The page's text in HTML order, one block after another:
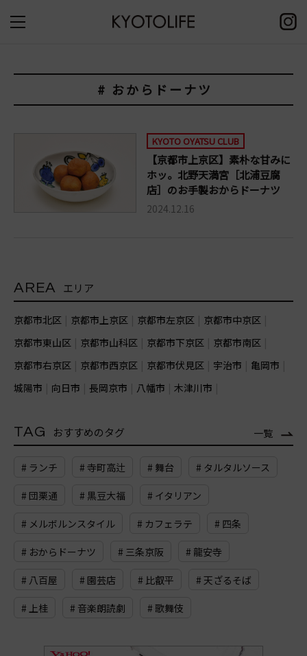
# おからドーナツ
KYOTO OYATSU CLUB
【京都市上京区】素朴な甘みに
ホッ。北野天満宮［北浦豆腐
店］のお手製おからドーナツ
2024.12.16
AREA エリア
京都市北区 京都市上京区 京都市左京区
京都市中京区
京都市東山区
京都市山科区 京都市下京区
京都市南区
京都市右京区
京都市西京区 京都市伏見区 宇治市
亀岡市
城陽市
向日市 長岡京市 八幡市 木津川市
TAG おすすめのタグ 一覧
# ランチ # 寺町高辻 # 舞台 # タルタルソース
# 団栗通 # 黒豆大福 # イタリアン
# メルボルンスタイル # カフェラテ # 四条
# おからドーナツ # 三条京阪 # 龍安寺
# 八百屋 # 園芸店 # 比叡平 # 天ざるそば
# 上桂 # 音楽朗読劇 # 歌舞伎